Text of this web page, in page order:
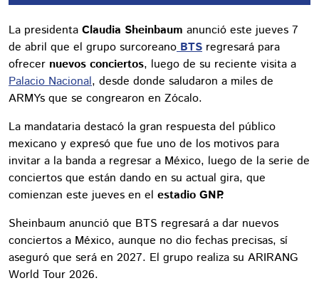
La presidenta Claudia Sheinbaum anunció este jueves 7
de abril que el grupo surcoreano BTS regresará para
ofrecer nuevos conciertos, luego de su reciente visita a
Palacio Nacional, desde donde saludaron a miles de
ARMYs que se congrearon en Zócalo.
La mandataria destacó la gran respuesta del público
mexicano y expresó que fue uno de los motivos para
invitar a la banda a regresar a México, luego de la serie de
conciertos que están dando en su actual gira, que
comienzan este jueves en el estadio GNP.
Sheinbaum anunció que BTS regresará a dar nuevos
conciertos a México, aunque no dio fechas precisas, sí
aseguró que será en 2027. El grupo realiza su ARIRANG
World Tour 2026.